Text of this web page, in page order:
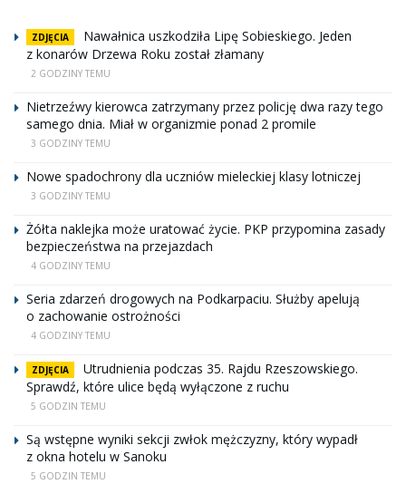
ZDJĘCIA
Nawałnica uszkodziła Lipę Sobieskiego. Jeden
z konarów Drzewa Roku został złamany
2 GODZINY TEMU
Nietrzeźwy kierowca zatrzymany przez policję dwa razy tego
samego dnia. Miał w organizmie ponad 2 promile
3 GODZINY TEMU
Nowe spadochrony dla uczniów mieleckiej klasy lotniczej
3 GODZINY TEMU
Żółta naklejka może uratować życie. PKP przypomina zasady
bezpieczeństwa na przejazdach
4 GODZINY TEMU
Seria zdarzeń drogowych na Podkarpaciu. Służby apelują
o zachowanie ostrożności
4 GODZINY TEMU
ZDJĘCIA
Utrudnienia podczas 35. Rajdu Rzeszowskiego.
Sprawdź, które ulice będą wyłączone z ruchu
5 GODZIN TEMU
Są wstępne wyniki sekcji zwłok mężczyzny, który wypadł
z okna hotelu w Sanoku
5 GODZIN TEMU